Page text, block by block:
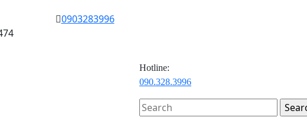
0903283996
Hotline:
090.328.3996
Search
for: